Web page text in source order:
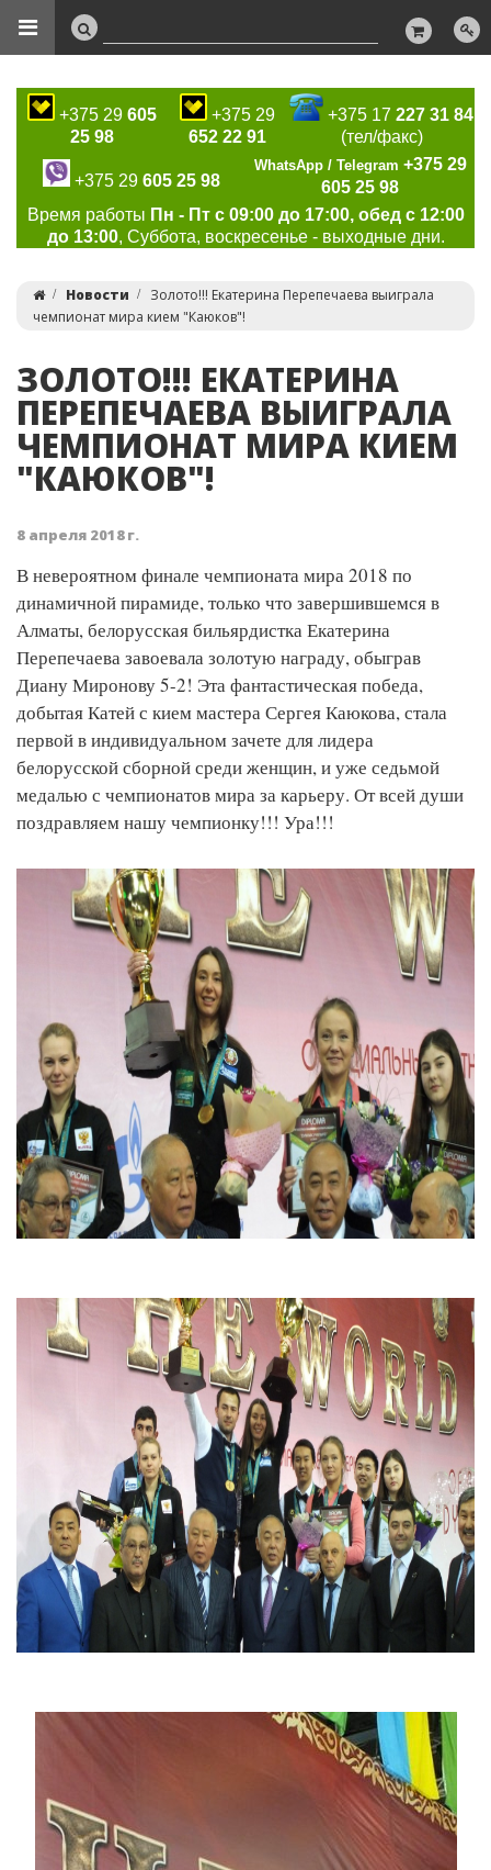
+375 29 605
25 98
+375 29
652 22 91
+375 17227 31 84
(тел/факс)
+375 29 605 25 98
WhatsApp / Telegram +375 29
605 25 98
Время работы Пн - Пт с 09:00 до 17:00, обед с 12:00
до 13:00, Суббота, воскресенье - выходные дни.
Новости
Золото!!! Екатерина Перепечаева выиграла
чемпионат мира кием "Каюков"!
ЗОЛОТО!!! ЕКАТЕРИНА
ПЕРЕПЕЧАЕВА ВЫИГРАЛА
ЧЕМПИОНАТ МИРА КИЕМ
"КАЮКОВ"!
8 апреля 2018 г.
В невероятном финале чемпионата мира 2018 по
динамичной пирамиде, только что завершившемся в
Алматы, белорусская бильярдистка Екатерина
Перепечаева завоевала золотую награду, обыграв
Диану Миронову 5-2! Эта фантастическая победа,
добытая Катей с кием мастера Сергея Каюкова, стала
первой в индивидуальном зачете для лидера
белорусской сборной среди женщин, и уже седьмой
медалью с чемпионатов мира за карьеру. От всей души
поздравляем нашу чемпионку!!! Ура!!!